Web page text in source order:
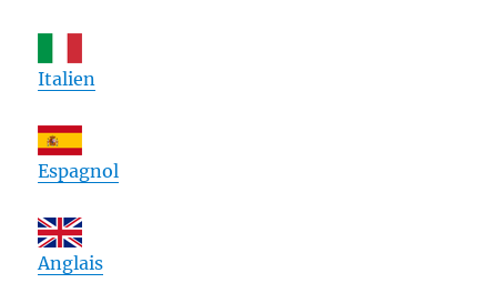
Italien
Espagnol
Anglais